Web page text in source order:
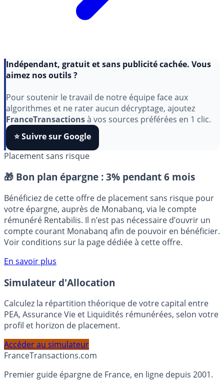
aimez nos outils ?
Pour soutenir le travail de notre équipe face aux
algorithmes et ne rater aucun décryptage, ajoutez
FranceTransactionsà vos sources préférées en 1 clic.
⭐️ Suivre sur Google
Placement sans risque
🎁 Bon plan épargne : 3% pendant 6 mois
Bénéficiez de cette offre de placement sans risque pour
votre épargne, auprès de Monabanq, via le compte
rémunéré Rentabilis. Il n’est pas nécessaire d’ouvrir un
Voir conditions sur la page dédiée à cette offre.
En savoir plus
Simulateur d'Allocation
Calculez la répartition théorique de votre capital entre
profil et horizon de placement.
FranceTransactions.com